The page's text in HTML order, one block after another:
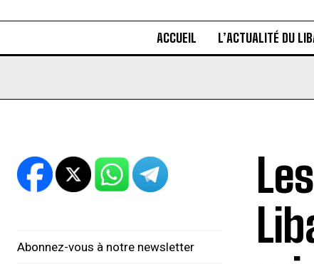
ACCUEIL L’ACTUALITÉ DU
Abonnez-vous à notre newsletter